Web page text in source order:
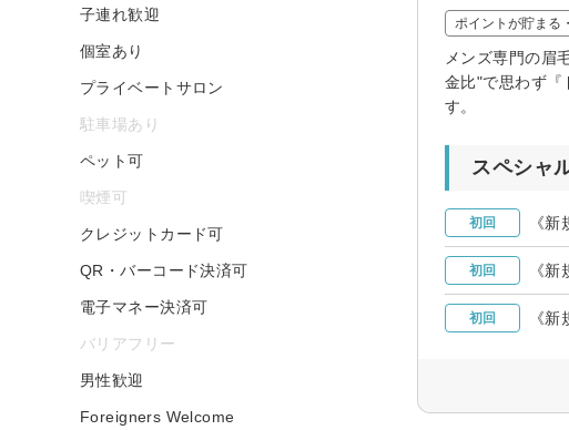
ポイントが貯まる
メンズ専門の眉
金比"で思わず『
す。
スペシャ
初回 《
初回 《
初回 《
子連れ歓迎
個室あり
プライベートサロン
駐車場あり
ペット可
喫煙可
クレジットカード可
QR・バーコード決済可
電子マネー決済可
バリアフリー
男性歓迎
Foreigners Welcome